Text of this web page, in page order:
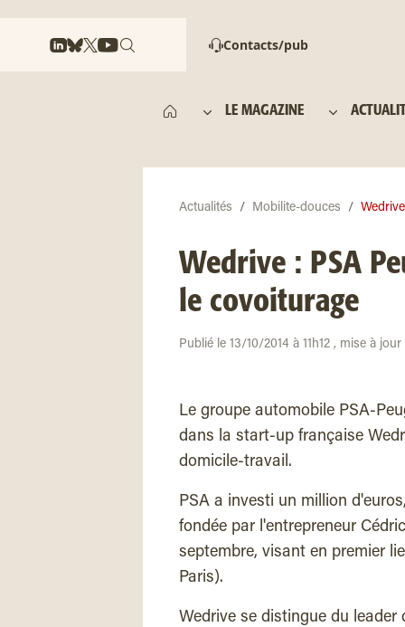
Contacts/pub
LE MAGAZINE
Actualités Mobilite-douces
Wedrive : PSA
le covoiturage
Publié le 13/10/2014 à 11h12 , mise à
Le groupe automobile PSA-
dans la start-up française
domicile-travail.
PSA a investi un million
fondée par l'entrepreneur
septembre, visant en premier
Paris).
Wedrive se distingue du